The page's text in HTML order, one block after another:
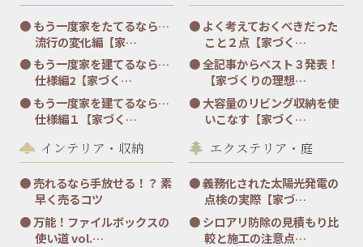
もう一度家をたてるなら…
流行の変化編【家…
もう一度家を建てるなら…
仕様編2【家づく…
もう一度家を建てるなら…
仕様編１【家づく…
よく考えておくべきだった
こと２点【家づく…
全記事からベスト３発表！
【家づくりの理想…
大容量のリビング収納を使
いこなす【家づく…
インテリア・収納
売れるなら手放せる！？ 素
早く売るコツ
万能！ファイルボックスの
使い道 vol.…
エクステリア・庭
義務化された太陽光発電の
点検の実際【家づ…
シロアリ防除の見積もり比
較と施工の注意点…